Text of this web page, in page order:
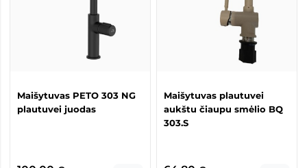
Maišytuvas PETO 303 NG
plautuvei juodas
Maišytuvas plautuvei
aukštu čiaupu smėlio BQ
303.S